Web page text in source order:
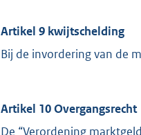
Artikel 9 kwijtschelding
Bij de invordering van de
Artikel 10 Overgangsrecht
De “Verordening